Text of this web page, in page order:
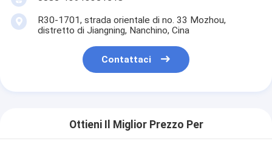
R30-1701, strada orientale di no. 33 Mozhou,
distretto di Jiangning, Nanchino, Cina
Contattaci
Ottieni Il Miglior Prezzo Per